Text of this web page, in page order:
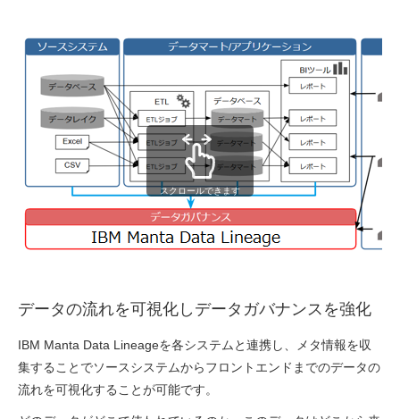
スクロールできます
データの流れを可視化しデータガバナンスを強化
IBM Manta Data Lineageを各システムと連携し、メタ情報を収
集することでソースシステムからフロントエンドまでのデータの
流れを可視化することが可能です。